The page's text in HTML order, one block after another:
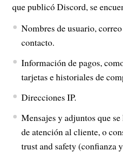
que publicó Discord, se
Nombres de usuario,
contacto.
Información de pagos,
tarjetas e historiales de
Direcciones IP.
Mensajes y adjuntos que
de atención al cliente, o
trust and safety (confianza